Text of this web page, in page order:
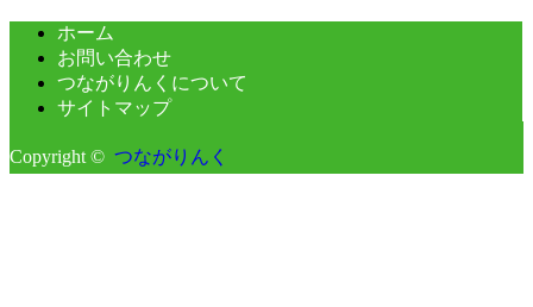
ホーム
お問い合わせ
つながりんくについて
サイトマップ
Copyright © つながりんく